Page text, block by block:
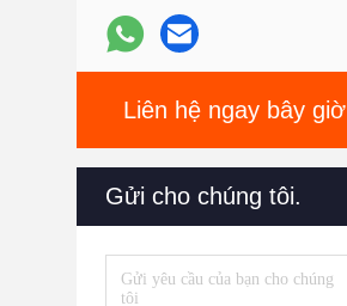
Liên hệ ngay bây giờ
Gửi cho chúng tôi.